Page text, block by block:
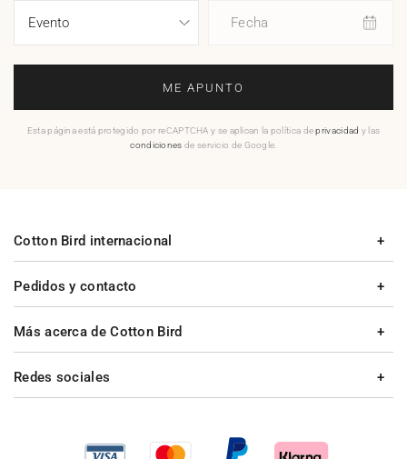
Fecha
ME APUNTO
Esta página está protegido por reCAPTCHA y se aplican la política deprivacidad y las
condiciones de servicio de Google.
Pedidos y contacto
Más acerca de Cotton Bird
Cotton Bird internacional
Redes sociales